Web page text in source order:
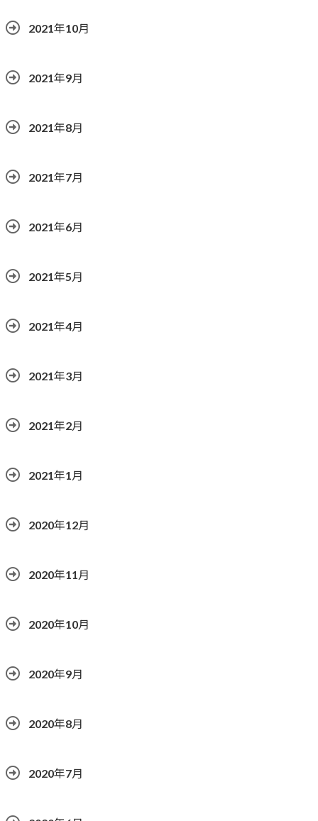
2021年10月
2021年9月
2021年8月
2021年7月
2021年6月
2021年5月
2021年4月
2021年3月
2021年2月
2021年1月
2020年12月
2020年11月
2020年10月
2020年9月
2020年8月
2020年7月